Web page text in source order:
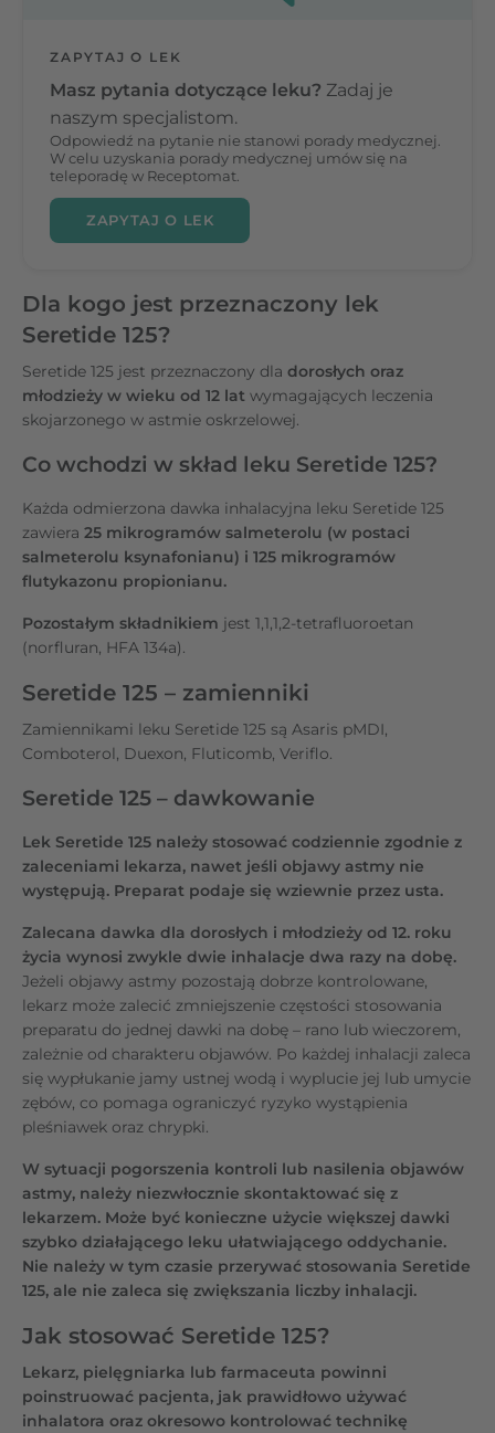
ZAPYTAJ O LEK
Masz pytania dotyczące leku? Zadaj je
naszym specjalistom.
Odpowiedź na pytanie nie stanowi porady medycznej.
W celu uzyskania porady medycznej umów się na
teleporadę w Receptomat.
ZAPYTAJ O LEK
Dla kogo jest przeznaczony lek
Seretide 125?
Seretide 125 jest przeznaczony dla dorosłych oraz
młodzieży w wieku od 12 lat wymagających leczenia
skojarzonego w astmie oskrzelowej.
Co wchodzi w skład leku Seretide 125?
Każda odmierzona dawka inhalacyjna leku Seretide 125
zawiera 25 mikrogramów salmeterolu (w postaci
salmeterolu ksynafonianu) i 125 mikrogramów
flutykazonu propionianu.
Pozostałym składnikiem jest 1,1,1,2-tetrafluoroetan
(norfluran, HFA 134a).
Seretide 125 – zamienniki
Zamiennikami leku Seretide 125 są Asaris pMDI,
Comboterol, Duexon, Fluticomb, Veriflo.
Seretide 125 – dawkowanie
Lek Seretide 125 należy stosować codziennie zgodnie z
zaleceniami lekarza, nawet jeśli objawy astmy nie
występują. Preparat podaje się wziewnie przez usta.
Zalecana dawka dla dorosłych i młodzieży od 12. roku
życia wynosi zwykle dwie inhalacje dwa razy na dobę.
Jeżeli objawy astmy pozostają dobrze kontrolowane,
lekarz może zalecić zmniejszenie częstości stosowania
preparatu do jednej dawki na dobę – rano lub wieczorem,
zależnie od charakteru objawów. Po każdej inhalacji zaleca
się wypłukanie jamy ustnej wodą i wyplucie jej lub umycie
zębów, co pomaga ograniczyć ryzyko wystąpienia
pleśniawek oraz chrypki.
W sytuacji pogorszenia kontroli lub nasilenia objawów
astmy, należy niezwłocznie skontaktować się z
lekarzem. Może być konieczne użycie większej dawki
szybko działającego leku ułatwiającego oddychanie.
Nie należy w tym czasie przerywać stosowania Seretide
125, ale nie zaleca się zwiększania liczby inhalacji.
Jak stosować Seretide 125?
Lekarz, pielęgniarka lub farmaceuta powinni
poinstruować pacjenta, jak prawidłowo używać
inhalatora oraz okresowo kontrolować technikę